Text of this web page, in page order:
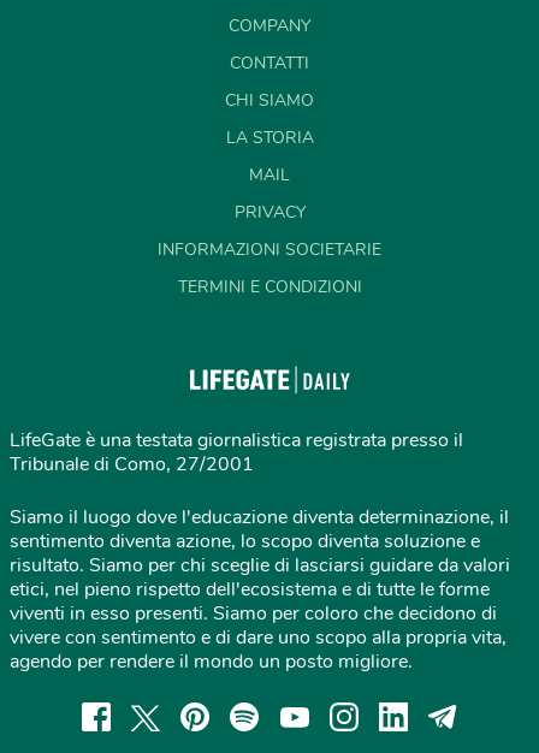
COMPANY
CONTATTI
CHI SIAMO
LA STORIA
MAIL
PRIVACY
INFORMAZIONI SOCIETARIE
TERMINI E CONDIZIONI
LifeGate è una testata giornalistica registrata presso il
Tribunale di Como, 27/2001
Siamo il luogo dove l'educazione diventa determinazione, il
sentimento diventa azione, lo scopo diventa soluzione e
risultato. Siamo per chi sceglie di lasciarsi guidare da valori
etici, nel pieno rispetto dell'ecosistema e di tutte le forme
viventi in esso presenti. Siamo per coloro che decidono di
vivere con sentimento e di dare uno scopo alla propria vita,
agendo per rendere il mondo un posto migliore.